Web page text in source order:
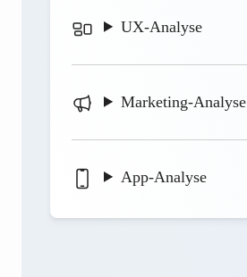
UX-Analyse
Marketing-Analyse
App-Analyse